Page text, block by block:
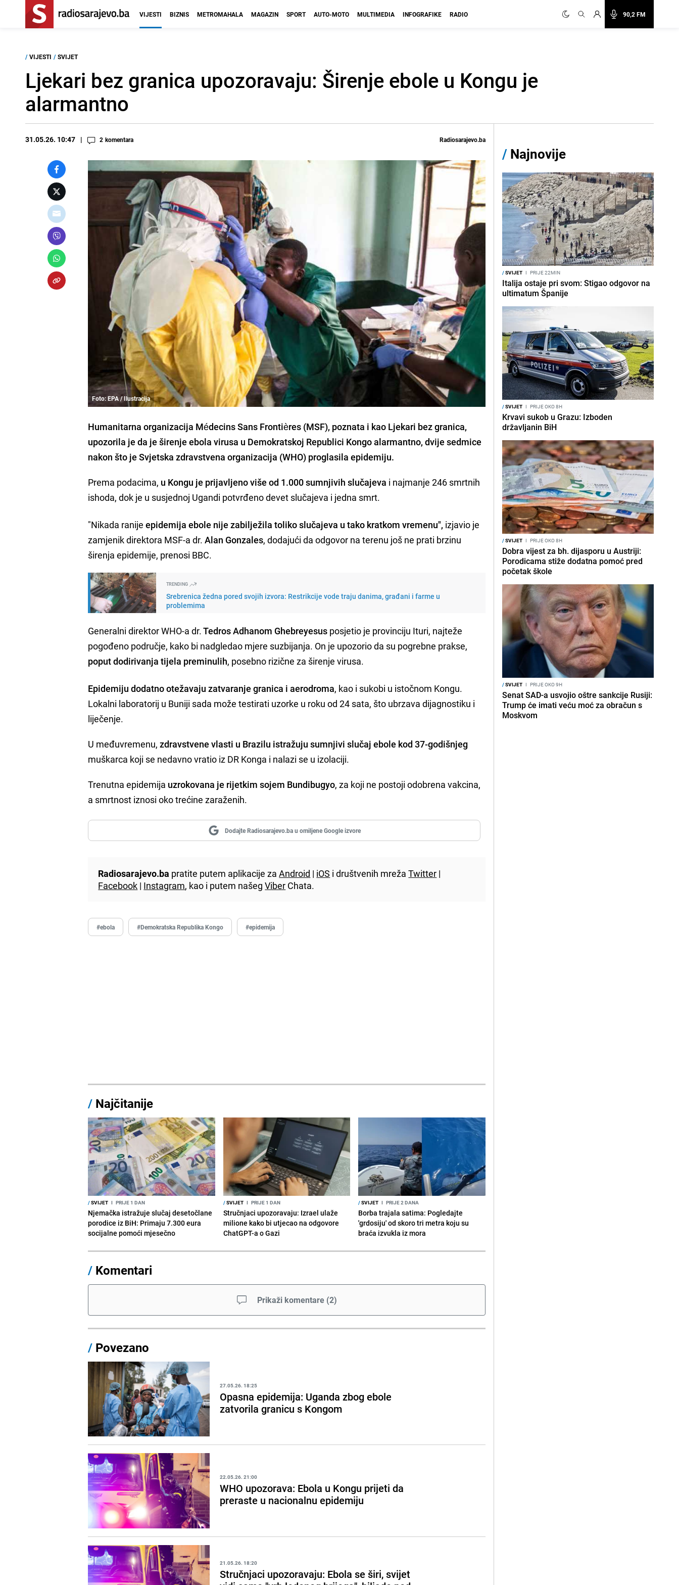
90,2 FM
VIJESTI BIZNIS METROMAHALA MAGAZIN SPORT AUTO-MOTO MULTIMEDIA INFOGRAFIKE RADIO
/ VIJESTI / SVIJET
Ljekari bez granica upozoravaju: Širenje ebole u Kongu je
alarmantno
31.05.26. 10:47 2 komentara Radiosarajevo.ba
Foto: EPA / Ilustracija
Humanitarna organizacija Médecins Sans Frontières (MSF), poznata i kao Ljekari bez granica,
upozorila je da je širenje ebola virusa u Demokratskoj Republici Kongo alarmantno, dvije sedmice
nakon što je Svjetska zdravstvena organizacija (WHO) proglasila epidemiju.
Prema podacima, u Kongu je prijavljeno više od 1.000 sumnjivih slučajeva i najmanje 246 smrtnih
ishoda, dok je u susjednoj Ugandi potvrđeno devet slučajeva i jedna smrt.
"Nikada ranijeepidemija ebole nije zabilježila toliko slučajeva u tako kratkom vremenu", izjavio je
zamjenik direktora MSF-a dr.Alan Gonzales, dodajući da odgovor na terenu još ne prati brzinu
širenja epidemije, prenosi BBC.
TRENDING
Srebrenica žedna pored svojih izvora: Restrikcije vode traju danima, građani i farme u
problemima
Generalni direktor WHO-a dr.Tedros Adhanom Ghebreyesus posjetio je provinciju Ituri, najteže
pogođeno područje, kako bi nadgledao mjere suzbijanja. On je upozorio da su pogrebne prakse,
poput dodirivanja tijela preminulih, posebno rizične za širenje virusa.
Epidemiju dodatno otežavaju zatvaranje granica i aerodroma, kao i sukobi u istočnom Kongu.
Lokalni laboratorij u Buniji sada može testirati uzorke u roku od 24 sata, što ubrzava dijagnostiku i
liječenje.
U međuvremenu,zdravstvene vlasti u Brazilu istražuju sumnjivi slučaj ebole kod 37-godišnjeg
muškarca koji se nedavno vratio iz DR Konga i nalazi se u izolaciji.
Trenutna epidemija uzrokovana je rijetkim sojem Bundibugyo, za koji ne postoji odobrena vakcina,
a smrtnost iznosi oko trećine zaraženih.
Dodajte Radiosarajevo.ba u omiljene Google izvore
Radiosarajevo.ba pratite putem aplikacije zaAndroid | iOS i društvenih mrežaTwitter |
Facebook | Instagram, kao i putem našegViber Chata.
#ebola #Demokratska Republika Kongo #epidemija
/ Najčitanije
/SVIJET I PRIJE 1 DAN
Njemačka istražuje slučaj desetočlane
porodice iz BiH: Primaju 7.300 eura
socijalne pomoći mjesečno
/SVIJET I PRIJE 1 DAN
Stručnjaci upozoravaju: Izrael ulaže
milione kako bi utjecao na odgovore
ChatGPT-a o Gazi
/SVIJET I PRIJE 2 DANA
Borba trajala satima: Pogledajte
'grdosiju' od skoro tri metra koju su
braća izvukla iz mora
/ Komentari
Prikaži komentare (2)
/ Povezano
27.05.26. 18:25
Opasna epidemija: Uganda zbog ebole
zatvorila granicu s Kongom
22.05.26. 21:00
WHO upozorava: Ebola u Kongu prijeti da
preraste u nacionalnu epidemiju
21.05.26. 18:20
Stručnjaci upozoravaju: Ebola se širi, svijet
/ Najnovije
/SVIJET I PRIJE 22MIN
Italija ostaje pri svom: Stigao odgovor na
ultimatum Španije
/SVIJET I PRIJE OKO 8H
Krvavi sukob u Grazu: Izboden
državljanin BiH
/SVIJET I PRIJE OKO 8H
Dobra vijest za bh. dijasporu u Austriji:
Porodicama stiže dodatna pomoć pred
početak škole
/SVIJET I PRIJE OKO 9H
Senat SAD-a usvojio oštre sankcije Rusiji:
Trump će imati veću moć za obračun s
Moskvom